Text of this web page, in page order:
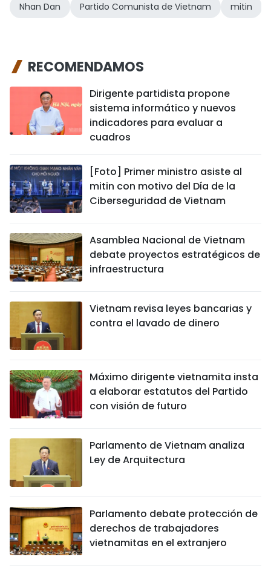
Nhan Dan Partido Comunista de Vietnam mitin
RECOMENDAMOS
Dirigente partidista propone
sistema informático y nuevos
indicadores para evaluar a
cuadros
[Foto] Primer ministro asiste al
mitin con motivo del Día de la
Ciberseguridad de Vietnam
Asamblea Nacional de Vietnam
debate proyectos estratégicos de
infraestructura
Vietnam revisa leyes bancarias y
contra el lavado de dinero
Máximo dirigente vietnamita insta
a elaborar estatutos del Partido
con visión de futuro
Parlamento de Vietnam analiza
Ley de Arquitectura
Parlamento debate protección de
derechos de trabajadores
vietnamitas en el extranjero